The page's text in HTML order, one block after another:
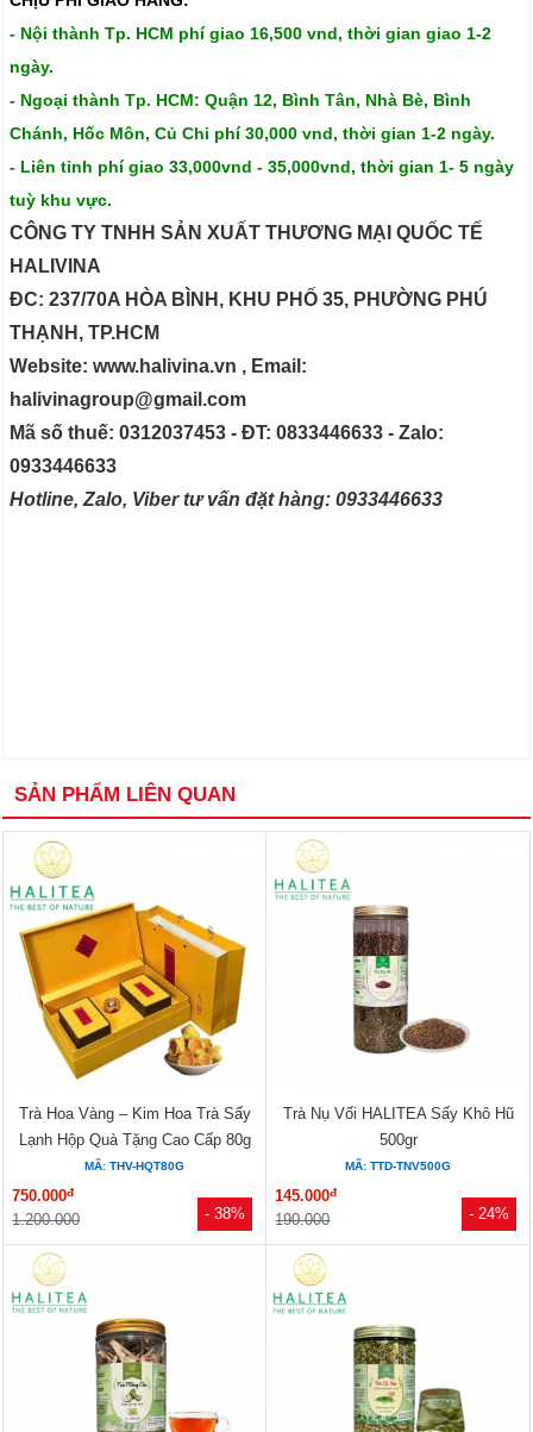
- Nội thành Tp. HCM phí giao 16,500 vnd, thời gian giao 1-2
ngày.
- Ngoại thành Tp. HCM: Quận 12, Bình Tân, Nhà Bè, Bình
Chánh, Hốc Môn, Củ Chi phí 30,000 vnd, thời gian 1-2 ngày.
- Liên tỉnh phí giao 33,000vnd - 35,000vnd, thời gian 1- 5 ngày
tuỳ khu vực.
CÔNG TY TNHH SẢN XUẤT THƯƠNG MẠI QUỐC TẾ
HALIVINA
ĐC: 237/70A HÒA BÌNH, KHU PHỐ 35, PHƯỜNG PHÚ
THẠNH, TP.HCM
Website: www.halivina.vn , Email:
halivinagroup@gmail.com
Mã số thuế: 0312037453 - ĐT: 0833446633 - Zalo:
0933446633
Hotline, Zalo, Viber tư vấn đặt hàng: 0933446633
SẢN PHẨM LIÊN QUAN
- 38%
Trà Hoa Vàng – Kim Hoa Trà Sấy
Lạnh Hộp Quà Tặng Cao Cấp 80g
MÃ: THV-HQT80G
750.000đ
1.200.000 - 24%
Trà Nụ Vối HALITEA Sấy Khô Hũ
500gr
MÃ: TTD-TNV500G
145.000đ
190.000